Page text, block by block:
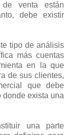
venta están
debe existir
tipo de análisis
más cuentas
en la que
de sus clientes,
que debe
exista una
una parte